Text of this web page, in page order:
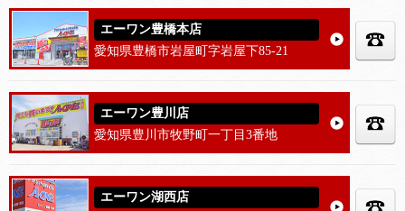
エーワン豊橋本店
愛知県豊橋市岩屋町字岩屋下85-21
エーワン豊川店
愛知県豊川市牧野町一丁目3番地
エーワン湖西店